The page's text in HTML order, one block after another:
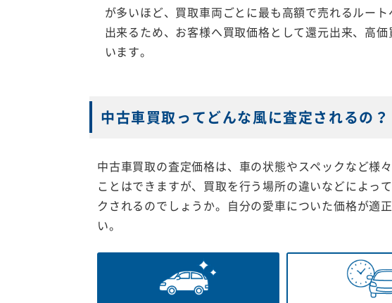
が多いほど、買取車両ごとに最も高額で売れるルー
出来るため、お客様へ買取価格として還元出来、高
います。
中古車買取ってどんな風に査定されるの？
中古車買取の査定価格は、車の状態やスペックなど様
ことはできますが、買取を行う場所の違いなどによっ
クされるのでしょうか。自分の愛車についた価格が適
い。